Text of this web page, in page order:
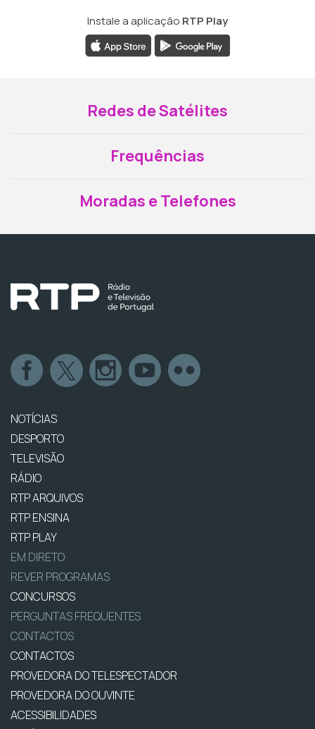
Instale a aplicação RTP Play
Redes de Satélites
Frequências
Moradas e Telefones
NOTÍCIAS
DESPORTO
TELEVISÃO
RÁDIO
RTP ARQUIVOS
RTP ENSINA
RTP PLAY
EM DIRETO
REVER PROGRAMAS
CONCURSOS
PERGUNTAS FREQUENTES
CONTACTOS
CONTACTOS
PROVEDORA DO TELESPECTADOR
PROVEDORA DO OUVINTE
ACESSIBILIDADES